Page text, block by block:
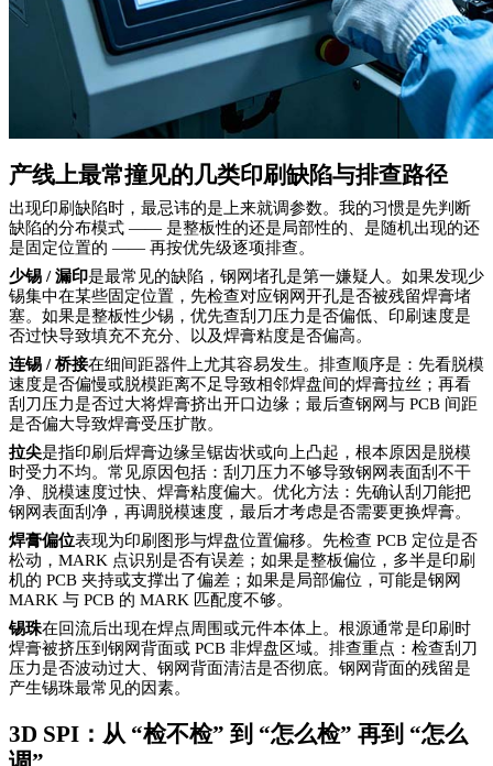
产线上最常撞见的几类印刷缺陷与排查路径
出现印刷缺陷时，最忌讳的是上来就调参数。我的习惯是先判断
缺陷的分布模式 —— 是整板性的还是局部性的、是随机出现的还
是固定位置的 —— 再按优先级逐项排查。
少锡 / 漏印是最常见的缺陷，钢网堵孔是第一嫌疑人。如果发现少
锡集中在某些固定位置，先检查对应钢网开孔是否被残留焊膏堵
塞。如果是整板性少锡，优先查刮刀压力是否偏低、印刷速度是
否过快导致填充不充分、以及焊膏粘度是否偏高。
连锡 / 桥接在细间距器件上尤其容易发生。排查顺序是：先看脱模
速度是否偏慢或脱模距离不足导致相邻焊盘间的焊膏拉丝；再看
刮刀压力是否过大将焊膏挤出开口边缘；最后查钢网与 PCB 间距
是否偏大导致焊膏受压扩散。
拉尖是指印刷后焊膏边缘呈锯齿状或向上凸起，根本原因是脱模
时受力不均。常见原因包括：刮刀压力不够导致钢网表面刮不干
净、脱模速度过快、焊膏粘度偏大。优化方法：先确认刮刀能把
钢网表面刮净，再调脱模速度，最后才考虑是否需要更换焊膏。
焊膏偏位表现为印刷图形与焊盘位置偏移。先检查 PCB 定位是否
松动，MARK 点识别是否有误差；如果是整板偏位，多半是印刷
机的 PCB 夹持或支撑出了偏差；如果是局部偏位，可能是钢网
MARK 与 PCB 的 MARK 匹配度不够。
锡珠在回流后出现在焊点周围或元件本体上。根源通常是印刷时
焊膏被挤压到钢网背面或 PCB 非焊盘区域。排查重点：检查刮刀
压力是否波动过大、钢网背面清洁是否彻底。钢网背面的残留是
产生锡珠最常见的因素。
3D SPI：从 “检不检” 到 “怎么检” 再到 “怎么